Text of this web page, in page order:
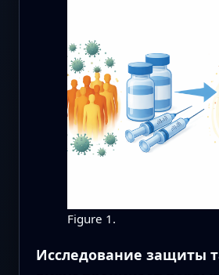
Figure 1.
Исследование защиты